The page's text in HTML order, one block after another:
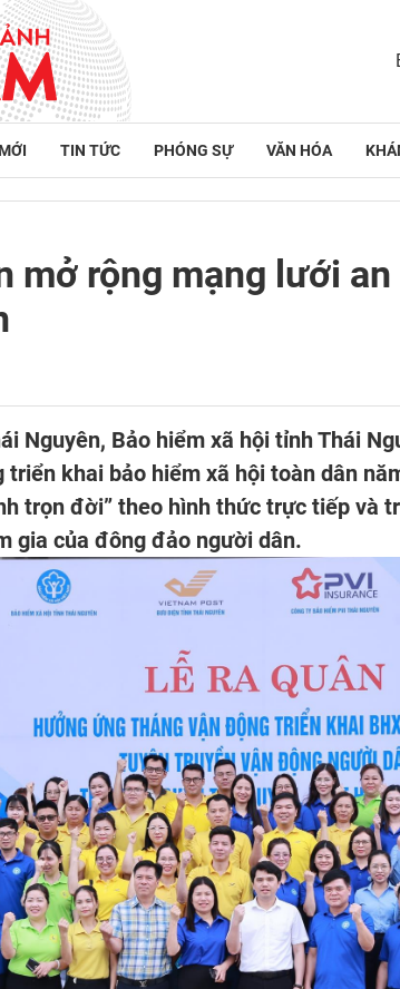
TIN TỨC PHÓNG SỰ VĂN HÓA
mở rộng mạng lưới
Nguyên, Bảo hiểm xã hội tỉnh Thái
triển khai bảo hiểm xã hội toàn dân
trọn đời” theo hình thức trực tiếp và
gia của đông đảo người dân.